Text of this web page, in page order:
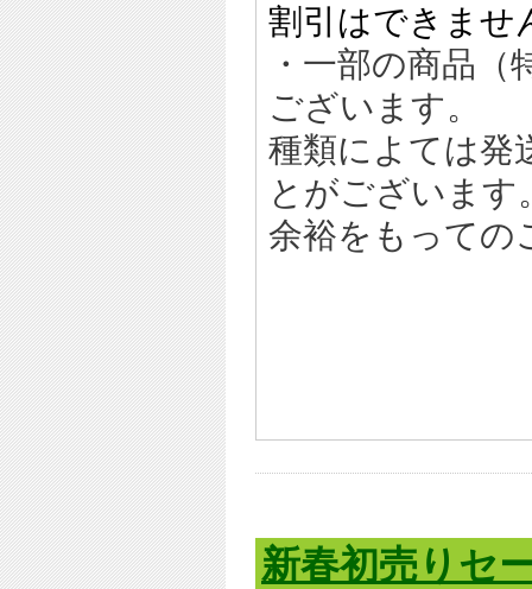
割引はできませ
・一部の商品
ございます。
種類によては発
とがございます
余裕をもっての
新春初売りセ